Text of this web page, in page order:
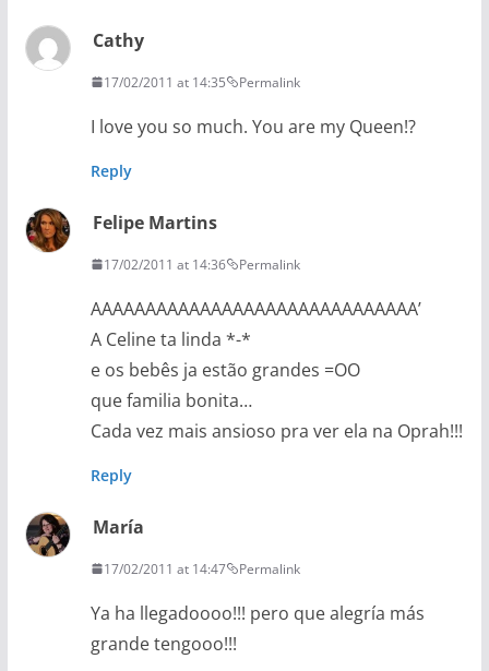
Cathy
17/02/2011 at 14:35 Permalink
I love you so much. You are my Queen!?
Reply
Felipe Martins
17/02/2011 at 14:36 Permalink
AAAAAAAAAAAAAAAAAAAAAAAAAAAAAA’
A Celine ta linda *-*
e os bebês ja estão grandes =OO
que familia bonita…
Cada vez mais ansioso pra ver ela na Oprah!!!
Reply
María
17/02/2011 at 14:47 Permalink
Ya ha llegadoooo!!! pero que alegría más
grande tengooo!!!